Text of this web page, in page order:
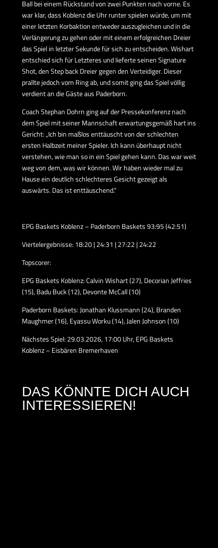
Ball bei einem Rückstand von zwei Punkten nach vorne. Es
war klar, dass Koblenz die Uhr runter spielen würde, um mit
einer letzten Korbaktion entweder auszugleichen und in die
Verlängerung zu gehen oder mit einem erfolgreichen Dreier
das Spiel in letzter Sekunde für sich zu entscheiden. Wishart
entschied sich für Letzteres und lieferte seinen Signature
Shot, den Step back Dreier gegen den Verteidiger. Dieser
prallte jedoch vom Ring ab, und somit ging das Spiel völlig
verdient an die Gäste aus Paderborn.
Coach Stephan Dohrn ging auf der Pressekonferenz nach
dem Spiel mit seiner Mannschaft erwartungsgemäß hart ins
Gericht: „Ich bin maßlos enttäuscht von der schlechten
ersten Halbzeit meiner Spieler. Ich kann überhaupt nicht
verstehen, wie man so in ein Spiel gehen kann. Das war weit
weg von dem, was wir können. Wir haben wieder mal zu
Hause ein deutlich schlechteres Gesicht gezeigt als
auswärts. Das ist enttäuschend.“
EPG Baskets Koblenz – Paderborn Baskets 93:95 (42:51)
Viertelergebnisse: 18:20 | 24:31 | 27:22 | 24:22
Topscorer:
EPG Baskets Koblenz: Calvin Wishart (27), Decorian Jeffries
(15), Badu Buck (12), Devonte McCall (10)
Paderborn Baskets: Jonathan Klussmann (24), Branden
Maughmer (16), Eyassu Worku (14), Jalen Johnson (10)
Nächstes Spiel: 29.03.2026, 17:00 Uhr, EPG Baskets
Koblenz – Eisbären Bremerhaven
DAS KÖNNTE DICH AUCH
INTERESSIEREN!